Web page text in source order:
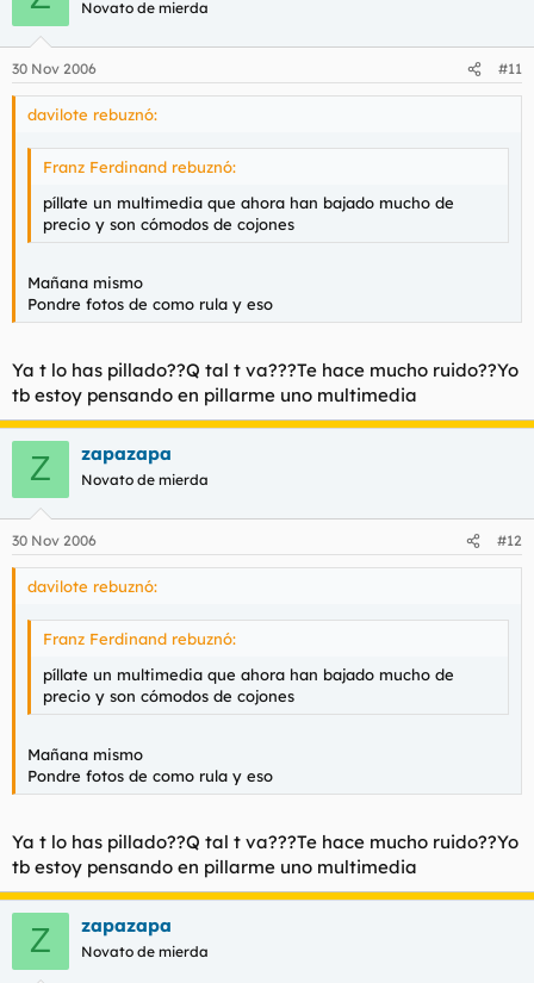
Novato de mierda
30 Nov 2006 #11
davilote rebuznó:
Franz Ferdinand rebuznó:
píllate un multimedia que ahora han bajado mucho de
precio y son cómodos de cojones
Mañana mismo
Pondre fotos de como rula y eso
Ya t lo has pillado??Q tal t va???Te hace mucho ruido??Yo
tb estoy pensando en pillarme uno multimedia
Z zapazapa
Novato de mierda
30 Nov 2006 #12
davilote rebuznó:
Franz Ferdinand rebuznó:
píllate un multimedia que ahora han bajado mucho de
precio y son cómodos de cojones
Mañana mismo
Pondre fotos de como rula y eso
Ya t lo has pillado??Q tal t va???Te hace mucho ruido??Yo
tb estoy pensando en pillarme uno multimedia
Z zapazapa
Novato de mierda